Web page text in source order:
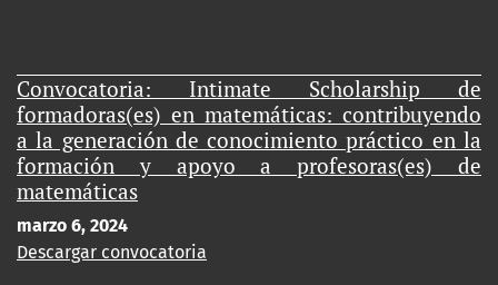
Convocatoria: Intimate Scholarship de
formadoras(es) en matemáticas: contribuyendo
a la generación de conocimiento práctico en la
formación y apoyo a profesoras(es) de
matemáticas
marzo 6, 2024
Descargar convocatoria